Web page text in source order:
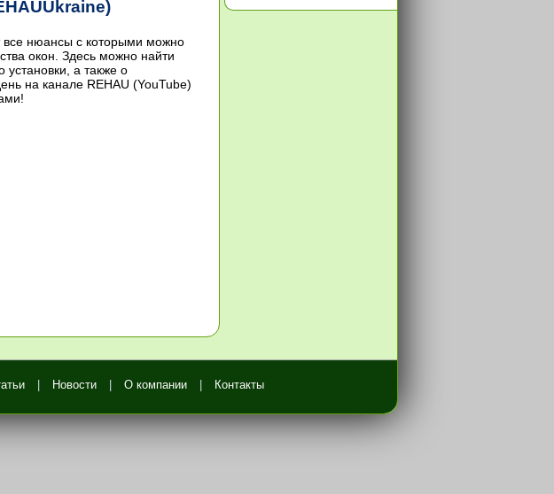
все нюансы с которыми можно
окон. Здесь можно найти
а также о
на канале REHAU (YouTube)
Новости О компании Контакты